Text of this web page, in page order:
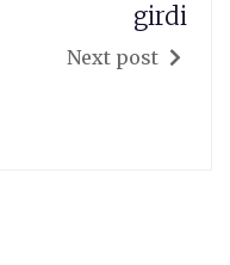
girdi
Next post